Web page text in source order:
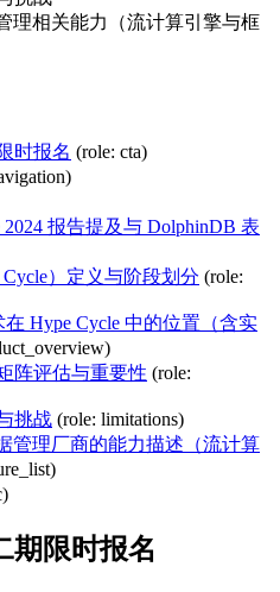
理相关能力（流计算引擎与框
时报名 (role: cta)
2024 报告提及与 DolphinDB 表
）定义与阶段划分 (role:
Hype Cycle 中的位置（含实
阵评估与重要性 (role:
挑战 (role: limitations)
管理厂商的能力描述（流计算
期限时报名